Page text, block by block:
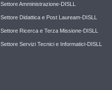
Settore Amministrazione-DISLL
Settore Didattica e Post Lauream-DISLL
Settore Ricerca e Terza Missione-DISLL
Settore Servizi Tecnici e Informatici-DISLL